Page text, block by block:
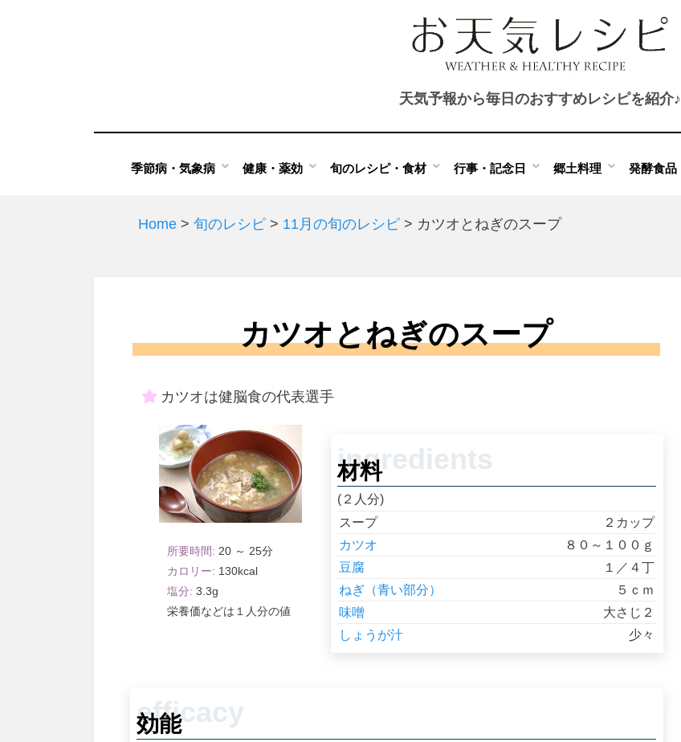
天気予報から毎日のおすすめレシピを紹介♪
季節病・気象病 健康・薬効 旬のレシピ・食材 行事・記念日 郷土料理 発酵食品
Home > 旬のレシピ > 11月の旬のレシピ > カツオとねぎのスープ
カツオとねぎのスープ
カツオは健脳食の代表選手
20 ～ 25
130
3.3
１人分
材料
(２人分)
スープ
２カップ
カツオ
８０～１００ｇ
豆腐
１／４丁
ねぎ（青い部分）
５ｃｍ
味噌
大さじ２
しょうが汁
少々
効能